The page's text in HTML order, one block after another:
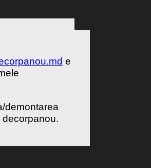
e
demontarea